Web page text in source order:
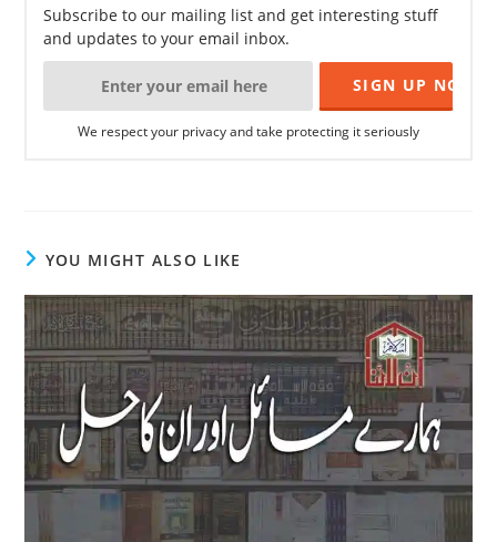
Subscribe to our mailing list and get interesting stuff
and updates to your email inbox.
We respect your privacy and take protecting it seriously
YOU MIGHT ALSO LIKE